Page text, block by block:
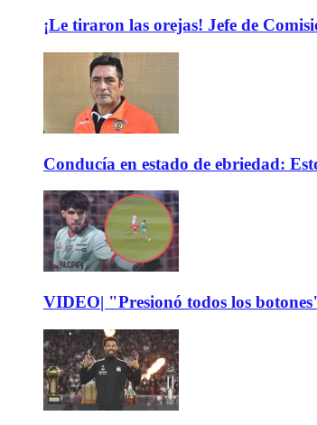
¡Le tiraron las orejas! Jefe de
Conducía en estado de ebriedad:
VIDEO| "Presionó todos los